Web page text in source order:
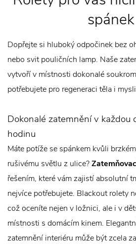
spánek
Dopřejte si hluboký odpočinek bez
nebo svit pouličních lamp. Naše
vytvoří v místnosti dokonalé
potřebujete pro regeneraci těla i
Dokonalé zatemnění v každou
hodinu
Máte potíže se spánkem kvůli
rušivému světlu z ulice?
řešením, které vám zajistí absolutní
nejvíce potřebujete. Blackout rolety
což oceníte nejen v ložnici, ale i v
místnosti s domácím kinem.
zatemnění interiéru může být zcela